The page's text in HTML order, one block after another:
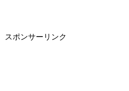
スポンサーリンク